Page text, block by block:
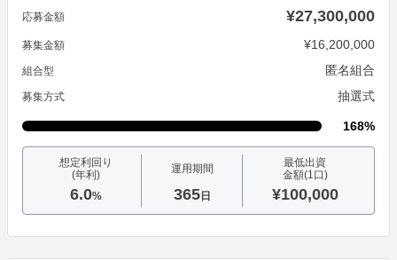
応募金額 ¥27,300,000
募集金額 ¥16,200,000
組合型 匿名組合
募集方式 抽選式
168%
想定利回り
(年利)
6.0%
運用期間
365日
最低出資
金額(1口)
¥100,000